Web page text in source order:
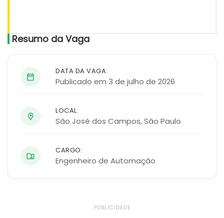
Resumo da Vaga
DATA DA VAGA:
Publicado em 3 de julho de 2026
LOCAL:
São José dos Campos,São Paulo
CARGO:
Engenheiro de Automação
PUBLICIDADE